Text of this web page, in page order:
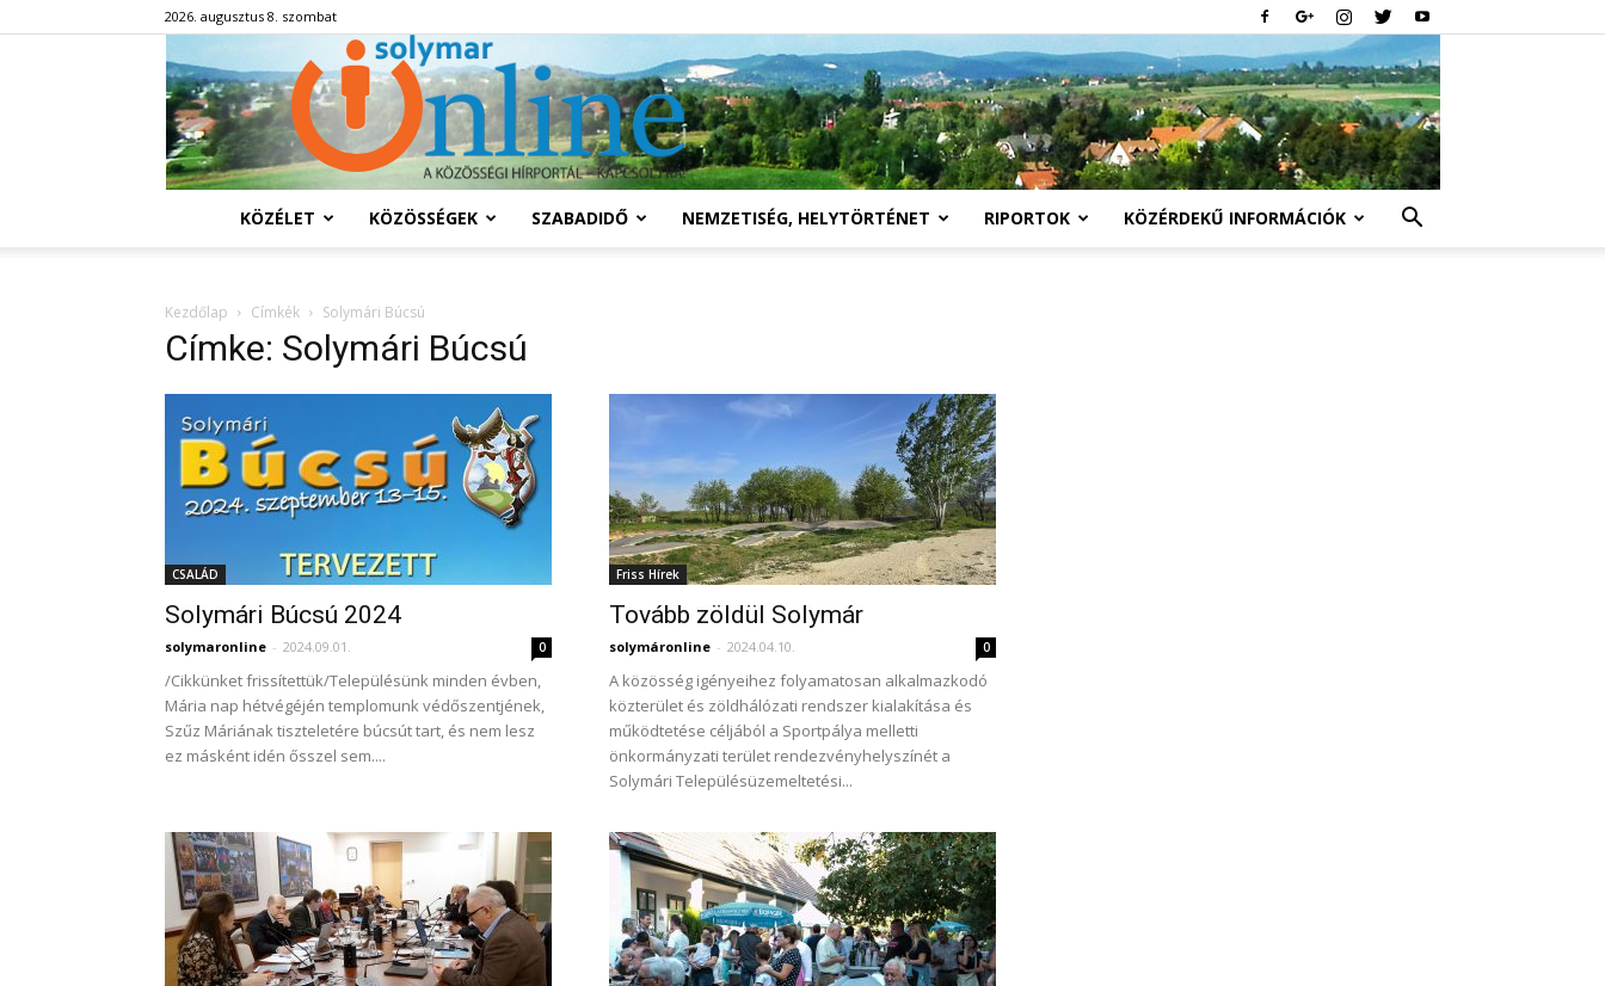
2026. augusztus 8. szombat
Solymár
KÖZÉLET KÖZÖSSÉGEK SZABADIDŐ NEMZETISÉG, HELYTÖRTÉNET RIPORTOK KÖZÉRDEKŰ INFORMÁCIÓK
Kezdőlap Címkék Solymári Búcsú
Címke: Solymári Búcsú
CSALÁD
Solymári Búcsú 2024
solymaronline - 2024.09.01. 0
/Cikkünket frissítettük/Településünk minden évben,
Mária nap hétvégéjén templomunk védőszentjének,
Szűz Máriának tiszteletére búcsút tart, és nem lesz
ez másként idén ősszel sem....
Friss Hírek
Tovább zöldül Solymár
solymáronline - 2024.04.10. 0
A közösség igényeihez folyamatosan alkalmazkodó
közterület és zöldhálózati rendszer kialakítása és
működtetése céljából a Sportpálya melletti
önkormányzati terület rendezvényhelyszínét a
Solymári Településüzemeltetési...